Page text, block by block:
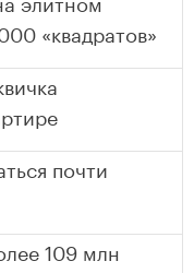
«квадратов»
почти
109 млн